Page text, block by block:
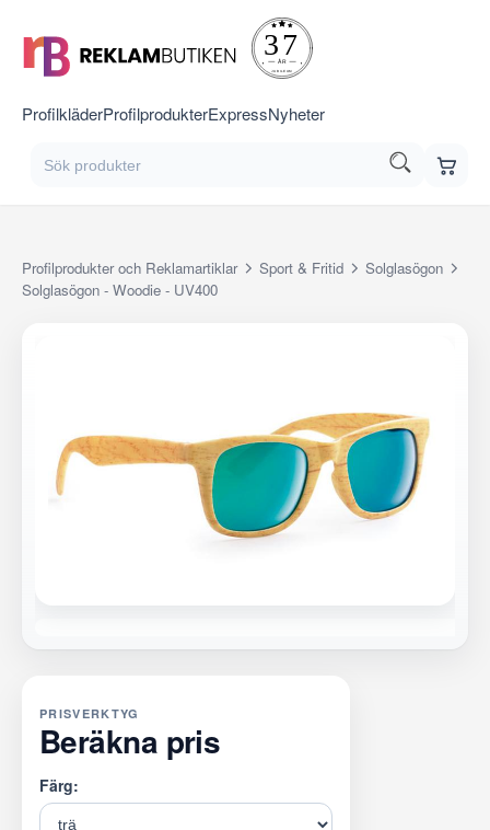
ProfilkläderProfilprodukterExpressNyheter
Profilprodukter och Reklamartiklar Sport & Fritid
Solglasögon
Solglasögon - Woodie - UV400
PRISVERKTYG
Beräkna pris
Färg: